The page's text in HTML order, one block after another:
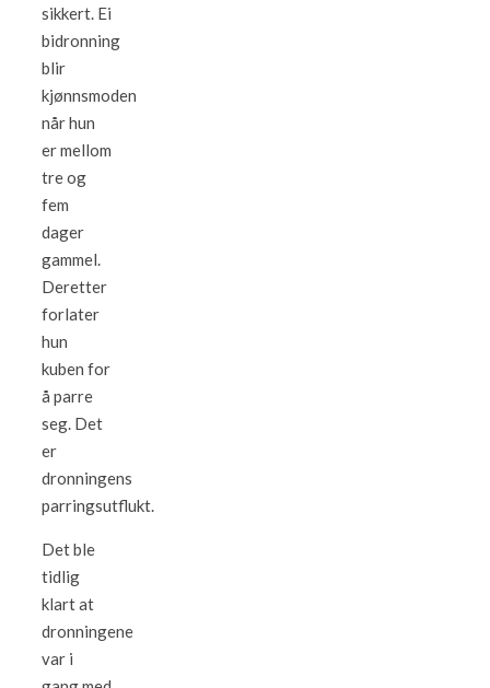
sikkert. Ei
bidronning
blir
kjønnsmoden
når hun
er mellom
tre og
fem
dager
gammel.
Deretter
forlater
hun
kuben for
å parre
seg. Det
er
dronningens
parringsutflukt.
Det ble
tidlig
klart at
dronningene
var i